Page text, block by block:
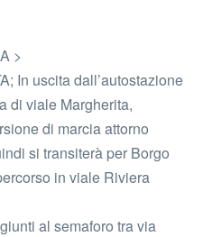
>
In uscita dall’autostazione
di viale Margherita,
di marcia attorno
si transiterà per Borgo
in viale Riviera
al semaforo tra via